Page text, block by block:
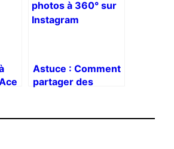
Astuce : Comment
partager des